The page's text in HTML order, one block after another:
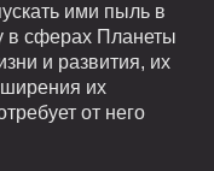
ими пыль в
в сферах Планеты
и развития, их
их
от него